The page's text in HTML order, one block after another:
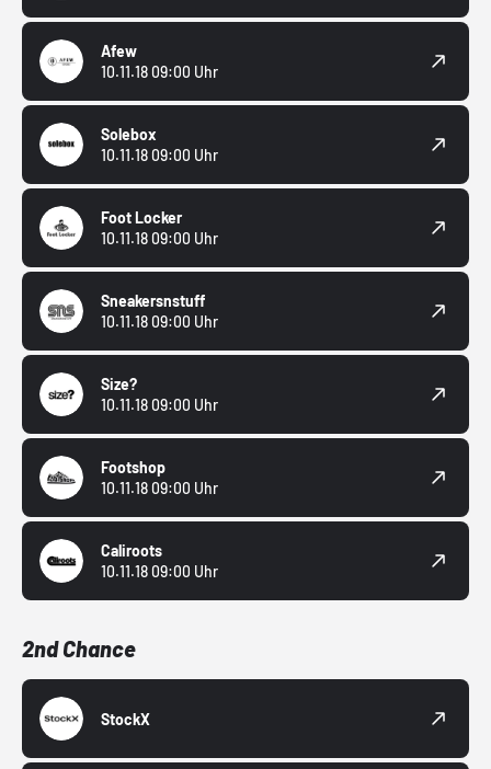
Afew
10.11.18 09:00 Uhr
Solebox
10.11.18 09:00 Uhr
Foot Locker
10.11.18 09:00 Uhr
Sneakersnstuff
10.11.18 09:00 Uhr
Size?
10.11.18 09:00 Uhr
Footshop
10.11.18 09:00 Uhr
Caliroots
10.11.18 09:00 Uhr
2nd Chance
StockX